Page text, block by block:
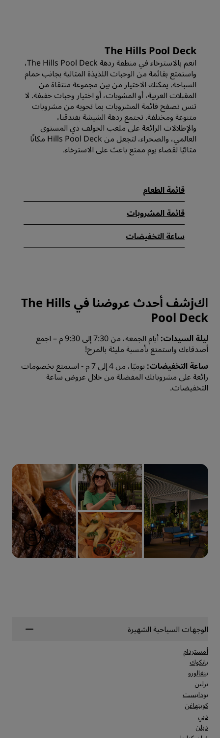
The Hills Pool Deck
انعم بالاسترخاء في منطقة ردهة The Hills Pool Deck،
واستمتع بقائمة من الوجبات اللذيذة المثالية بجانب حمام
السباحة. يمكنك الاختيار من بين مجموعة منتقاة من
المقبلات العربية، أو المشويات، أو اختيار وجبات خفيفة. لا
تنس تصفح قائمة المشروبات بما تحويه من مشروبات
متنوعة ومختلفة. تجتمع ردهة الشيشة بفندقنا،
والإطلالات الرائعة على ملعب الجولف ذي المستوى
العالمي، والصحراء، لتجعل من Hills Pool Deck مكانًا
مثاليًا لقضاء يوم ممتع باعث على الاسترخاء.
قائمة الطعام
قائمة المشروبات
ساعة التخفيضات
اكjشف أحدث عروضنا في The Hills
Pool Deck
ليلة السيدات:
أيام الجمعة، من 7:30 إلى 9:30 م – اجمع
أصدقاءك واستمتع بأمسية مليئة بالمرح!
ساعة التخفيضات:
يوميًا، من 4 إلى 7 م - استمتع بخصومات
رائعة على مشروباتك المفضلة من خلال عروض ساعة
التخفيضات.
الوجهات السياحية الشهيرة
أمستردام
بانكوك
بنغالورو
برلين
بودابست
كوبنهاغن
دبي
دبلن